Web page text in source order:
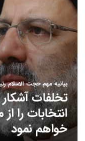
بیانیه مهم حجت الاسلام
تخلفات
انتخابات را
خواهم نمود